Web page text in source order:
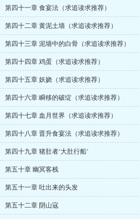
第四十一章 食宴法（求追读求推荐）
第四十二章 黄泥土墙（求追读求推荐）
第四十三章 泥墙中的白骨（求追读求推荐）
第四十四章 鸡蛋（求追读求推荐）
第四十五章 妖娆（求追读求推荐）
第四十六章 瞬移的破绽（求追读求推荐）
第四十七章 血月世界（求追读求推荐）
第四十八章 晋升食宴法（求追读求推荐）
第四十九章 猪肚者‘大肚行船’
第五十章 幽冥客栈
第五十一章 吐出来的头发
第五十二章 阴山寇